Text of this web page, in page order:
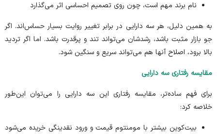
نام برند مهم است، چون روی تصمیم احساسی اثر می‌گذارد
به همین دلیل، هر سه دارایی در برابر تغییر روایت بسیار حساس‌اند. اگر
جو بازار مثبت باشد، رشدشان می‌تواند تند و پرقدرت باشد. اما اگر تردید
بالا برود، اصلاح آنها هم می‌تواند سریع و سنگین شود.
مقایسه رفتاری سه دارایی
برای فهم ساده‌تر، مقایسه رفتاری این سه دارایی را می‌توان این‌طور
خلاصه کرد:
بیت‌کوین بیشتر با مومنتوم قیمت و ورود نقدینگی خریده می‌شود